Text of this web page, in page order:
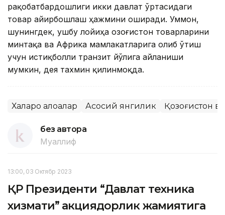
рақобатбардошлиги икки давлат ўртасидаги
товар айирбошлаш ҳажмини оширади. Уммон,
шунингдек, ушбу лойиҳа Қозоғистон товарларини
минтақа ва Африка мамлакатларига олиб ўтиш
учун истиқболли транзит йўлига айланиши
мумкин, дея тахмин қилинмоқда.
Халқаро алоқалар Асосий янгилик Қозоғистон
без автора
Муаллиф
13:00, 03 Октябр 2023
ҚР Президенти “Давлат техника
хизмати” акциядорлик жамиятига